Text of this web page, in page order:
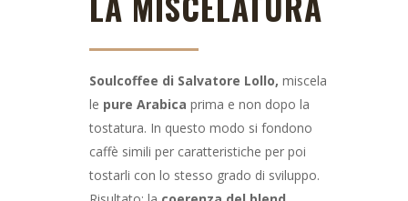
Soulcoffee di Salvatore Lollo, miscela
le pure Arabica prima e non dopo la
tostatura. In questo modo si fondono
caffè simili per caratteristiche per poi
tostarli con lo stesso grado di sviluppo.